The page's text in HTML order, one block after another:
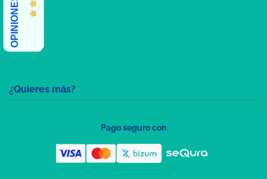
¿Quieres más?
Pago seguro con